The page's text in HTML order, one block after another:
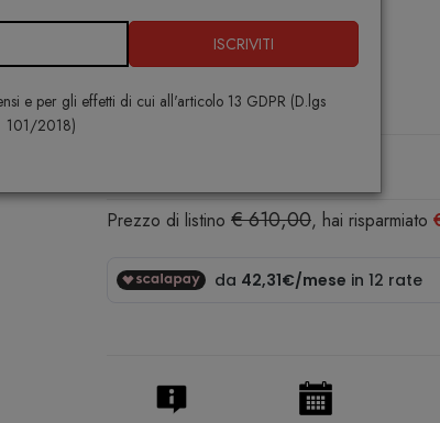
ISCRIVITI
e per gli effetti di cui all'articolo 13 GDPR (D.lgs
101/2018)
Tebe lamp indoor
PLUST
Prezzo di listino € 610,00, hai risparmiato